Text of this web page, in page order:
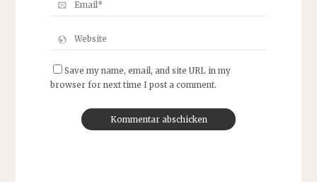
Save my name, email, and site URL in my
browser for next time I post a comment.